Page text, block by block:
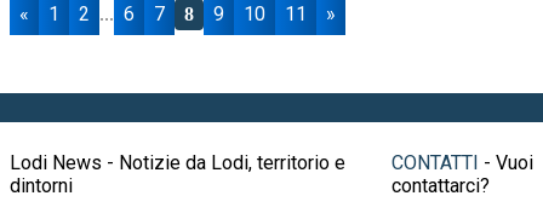
« 1 2 ... 6 7 8 9 10 11 »
Lodi News - Notizie da Lodi, territorio e
dintorni
CONTATTI - Vuoi
contattarci?